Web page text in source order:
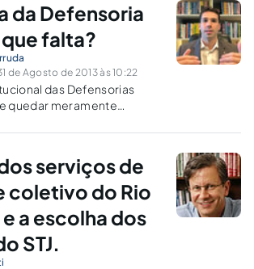
para julgar demandas
da Defensoria
falta?
de Agosto de 2013 às 10:22
das Defensorias
quedar meramente
ou
serviços de
coletivo do Rio
a escolha dos
STJ.